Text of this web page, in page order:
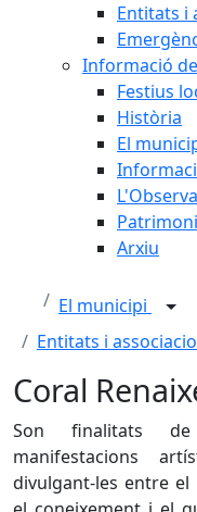
Entitats i
Informació
Festius
Història
El
Arxiu
El municipi
Entitats i
Coral
Son finalitats de
manifestacions
divulgant-les entre